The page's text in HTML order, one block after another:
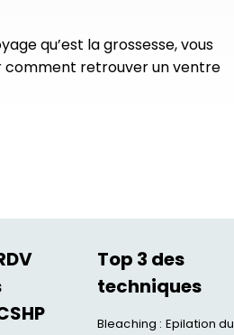
qu’est la grossesse, vous
comment retrouver un ventre
Top 3 des
techniques
Bleaching : Epilation du